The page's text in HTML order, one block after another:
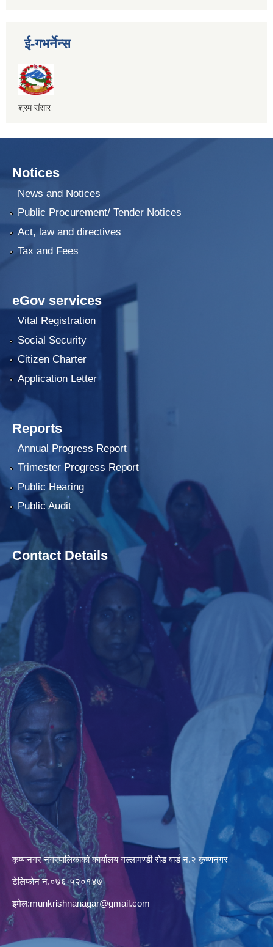
ई-गभर्नेन्स
श्रम संसार
Notices
News and Notices
Public Procurement/ Tender Notices
Act, law and directives
Tax and Fees
eGov services
Vital Registration
Social Security
Citizen Charter
Application Letter
Reports
Annual Progress Report
Trimester Progress Report
Public Hearing
Public Audit
Contact Details
कृष्णनगर नगरपालिकाको कार्यालय गल्लामण्डी रोड वार्ड न.२ कृष्णनगर
टेलिफोन न.०७६-५२०१४७
इमेल:munkrishnanagar@gmail.com